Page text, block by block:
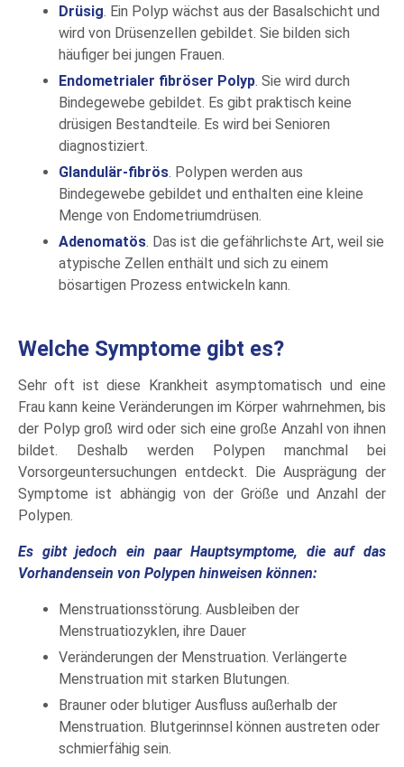
Drüsig. Ein Polyp wächst aus der Basalschicht und
wird von Drüsenzellen gebildet. Sie bilden sich
häufiger bei jungen Frauen.
Endometrialer fibröser Polyp. Sie wird durch
Bindegewebe gebildet. Es gibt praktisch keine
drüsigen Bestandteile. Es wird bei Senioren
diagnostiziert.
Glandulär-fibrös. Polypen werden aus
Bindegewebe gebildet und enthalten eine kleine
Menge von Endometriumdrüsen.
Adenomatös. Das ist die gefährlichste Art, weil sie
atypische Zellen enthält und sich zu einem
bösartigen Prozess entwickeln kann.
Welche Symptome gibt es?
Sehr oft ist diese Krankheit asymptomatisch und eine
Frau kann keine Veränderungen im Körper wahrnehmen, bis
der Polyp groß wird oder sich eine große Anzahl von ihnen
bildet. Deshalb werden Polypen manchmal bei
Vorsorgeuntersuchungen entdeckt. Die Ausprägung der
Symptome ist abhängig von der Größe und Anzahl der
Polypen.
Es gibt jedoch ein paar Hauptsymptome, die auf das
Vorhandensein von Polypen hinweisen können:
Menstruationsstörung. Ausbleiben der
Menstruatiozyklen, ihre Dauer
Veränderungen der Menstruation. Verlängerte
Menstruation mit starken Blutungen.
Brauner oder blutiger Ausfluss außerhalb der
Menstruation. Blutgerinnsel können austreten oder
schmierfähig sein.